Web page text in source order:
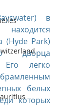
в
(Hyde Park)
дворца
Его легко
белых
которых